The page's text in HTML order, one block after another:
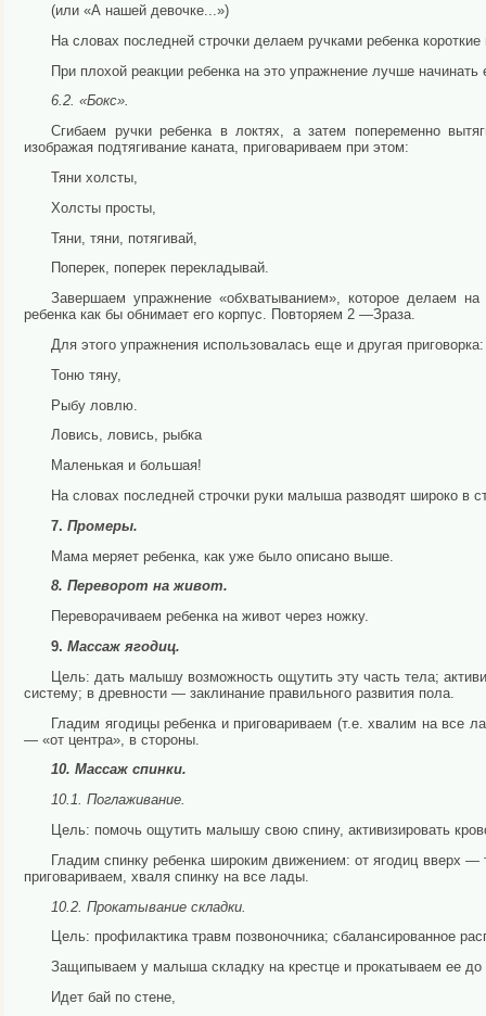
(или «А нашей девочке...»)
На словах последней строчки делаем ручками ребенка
При плохой реакции ребенка на это упражнение лучше на­чинать
6.2. «Бокс».
Сгибаем ручки ребенка в локтях, а затем попеременно
изображая подтягивание каната, приго­вариваем при этом:
Тяни холсты,
Холсты просты,
Тяни, тяни, потягивай,
Поперек, поперек перекладывай.
Завершаем упражнение «обхватыванием», которое делаем
ребенка как бы обнимает его корпус. Повторяем 2 —Зраза.
Для этого упражнения использовалась еще и другая приго­ворка:
Тоню тяну,
Рыбу ловлю.
Ловись, ловись, рыбка
Маленькая и большая!
На словах последней строчки руки малыша разводят широ­ко в
7. Промеры.
Мама меряет ребенка, как уже было описано выше.
8. Переворот на живот.
Переворачиваем ребенка на живот через ножку.
9. Массаж ягодиц.
Цель: дать малышу возможность ощутить эту часть тела;
систему; в древности — заклинание правильного развития пола.
Гладим ягодицы ребенка и приговариваем (т.е. хвалим на
— «от центра», в стороны.
10. Массаж спинки.
10.1. Поглаживание.
Цель: помочь ощутить малышу свою спину, активизировать
Гладим спинку ребенка широким движением: от ягодиц вверх
приговариваем, хваля спинку на все лады.
10.2. Прокатывание складки.
Цель: профилактика травм позвоночника; сбалансированное
Защипываем у малыша складку на крестце и прокатываем ее до
Идет бай по стене,